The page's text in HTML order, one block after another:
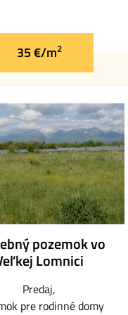
35 €/m2
pozemok vo
Lomnici
Predaj
pre rodinné domy